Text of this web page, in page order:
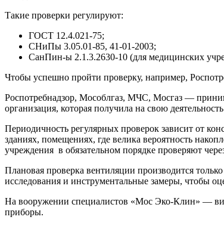
Такие проверки регулируют:
ГОСТ 12.4.021-75;
СНиПы 3.05.01-85, 41-01-2003;
СанПин-ы 2.1.3.2630-10 (для медицинских
Чтобы успешно пройти проверку, например,
Роспотребнадзор, Мособлгаз, МЧС, Мосгаз —
организация, которая получила на свою
Периодичность регулярных проверок зависит от
зданиях, помещениях, где велика вероятность
учреждения в обязательном порядке проверяют
Плановая проверка вентиляции производится
исследования и инструментальные замеры, чтобы
На вооружении специалистов «Мос Эко-Клин» —
приборы.